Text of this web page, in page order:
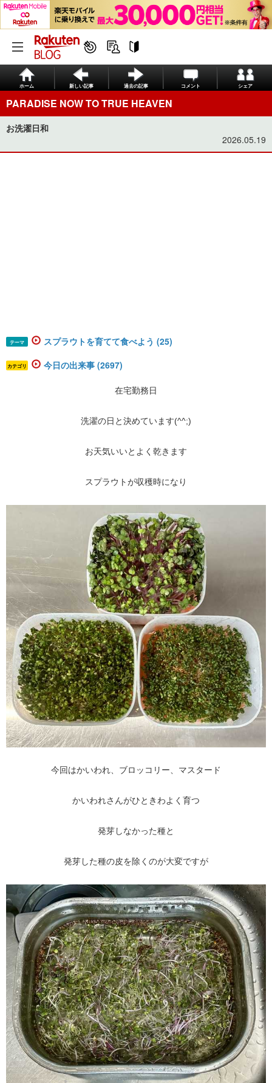
ホーム 新しい記事 過去の記事 コメント シェア
PARADISE NOW TO TRUE HEAVEN
お洗濯日和
2026.05.19
テーマ スプラウトを育てて食べよう (25)
カテゴリ 今日の出来事 (2697)
在宅勤務日
洗濯の日と決めています(^^;)
お天気いいとよく乾きます
スプラウトが収穫時になり
今回はかいわれ、ブロッコリー、マスタード
かいわれさんがひときわよく育つ
発芽しなかった種と
発芽した種の皮を除くのが大変ですが